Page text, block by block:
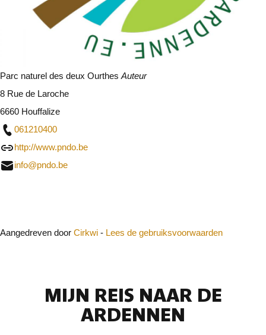
Parc naturel des deux Ourthes Auteur
8 Rue de Laroche
6660 Houffalize
061210400
http://www.pndo.be
info@pndo.be
Aangedreven door Cirkwi - Lees de gebruiksvoorwaarden
MIJN REIS NAAR DE
ARDENNEN